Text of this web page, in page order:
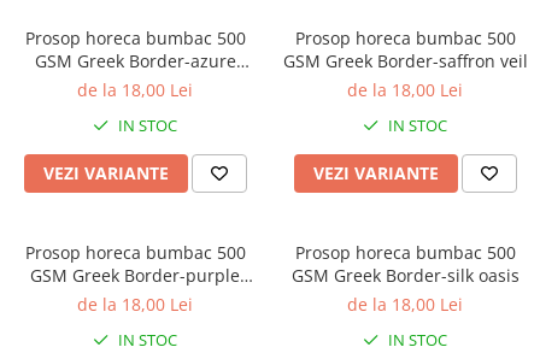
Prosop horeca bumbac 500
GSM Greek Border-azure
nirvana
de la 18,00 Lei
IN STOC
VEZI VARIANTE
Prosop horeca bumbac 500
GSM Greek Border-saffron veil
de la 18,00 Lei
IN STOC
VEZI VARIANTE
Prosop horeca bumbac 500
GSM Greek Border-purple
dune
de la 18,00 Lei
IN STOC
Prosop horeca bumbac 500
GSM Greek Border-silk oasis
de la 18,00 Lei
IN STOC